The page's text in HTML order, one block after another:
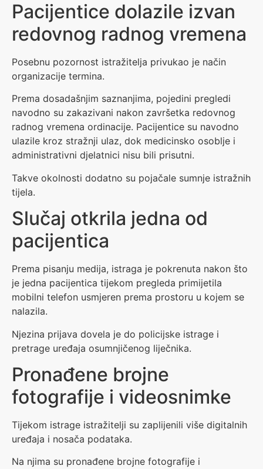
Pacijentice dolazile izvan
redovnog radnog vremena
Posebnu pozornost istražitelja privukao je način
organizacije termina.
Prema dosadašnjim saznanjima, pojedini pregledi
navodno su zakazivani nakon završetka redovnog
radnog vremena ordinacije. Pacijentice su navodno
ulazile kroz stražnji ulaz, dok medicinsko osoblje i
administrativni djelatnici nisu bili prisutni.
Takve okolnosti dodatno su pojačale sumnje istražnih
tijela.
Slučaj otkrila jedna od
pacijentica
Prema pisanju medija, istraga je pokrenuta nakon što
je jedna pacijentica tijekom pregleda primijetila
mobilni telefon usmjeren prema prostoru u kojem se
nalazila.
Njezina prijava dovela je do policijske istrage i
pretrage uređaja osumnjičenog liječnika.
Pronađene brojne
fotografije i videosnimke
Tijekom istrage istražitelji su zaplijenili više digitalnih
uređaja i nosača podataka.
Na njima su pronađene brojne fotografije i